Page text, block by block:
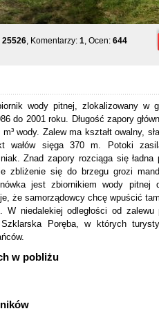
25526, Komentarzy: 1, Ocen: 644
wody pitnej, zlokalizowany w
do 2001 roku. Długość zapory
wody. Zalew ma kształt owalny,
wałów sięga 370 m. Potoki
Znad zapory rozciąga się ładna
zbliżenie się do brzegu grozi
jest zbiornikiem wody pitnej
że samorządowcy chcę wpuścić
W niedalekiej odległości od zalewu
Poręba, w których
w pobliżu